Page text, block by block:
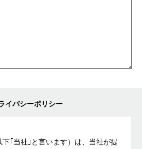
イバシーポリシー
｢当社｣と言います）は、当社が提